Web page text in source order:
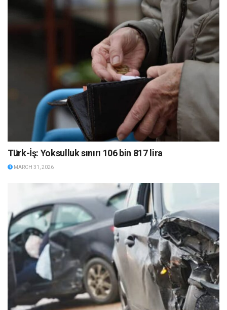
Türk-İş: Yoksulluk sınırı 106 bin 817 lira
MARCH 31, 2026